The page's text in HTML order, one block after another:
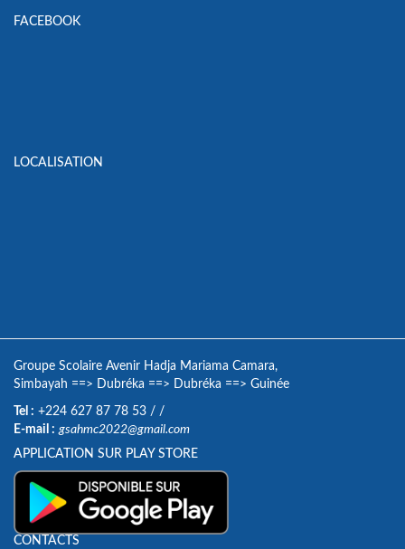
FACEBOOK
LOCALISATION
Groupe Scolaire Avenir Hadja Mariama Camara,
Simbayah ==> Dubréka ==> Dubréka ==> Guinée
Tel : +224 627 87 78 53 / /
E-mail : gsahmc2022@gmail.com
APPLICATION SUR PLAY STORE
CONTACTS